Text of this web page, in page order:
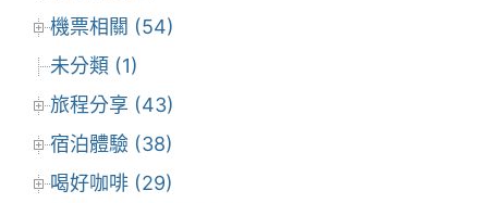
機票相關 (54)
未分類 (1)
旅程分享 (43)
宿泊體驗 (38)
喝好咖啡 (29)